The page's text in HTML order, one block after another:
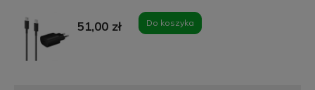
51,00 zł Do koszyka